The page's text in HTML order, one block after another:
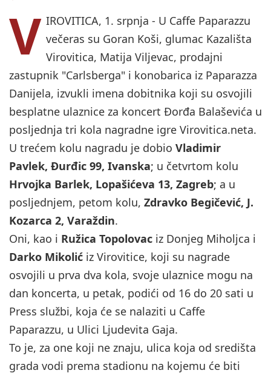
V IROVITICA, 1. srpnja - U Caffe Paparazzu
večeras su Goran Koši, glumac Kazališta
Virovitica, Matija Viljevac, prodajni
zastupnik "Carlsberga" i konobarica iz Paparazza
Danijela, izvukli imena dobitnika koji su osvojili
besplatne ulaznice za koncert Đorđa Balaševića u
posljednja tri kola nagradne igre Virovitica.neta.
U trećem kolu nagradu je dobio Vladimir
Pavlek, Đurđic 99, Ivanska; u četvrtom kolu
Hrvojka Barlek, Lopašićeva 13, Zagreb; a u
posljednjem, petom kolu, Zdravko Begičević, J.
Kozarca 2, Varaždin.
Oni, kao i Ružica Topolovac iz Donjeg Miholjca i
Darko Mikolić iz Virovitice, koji su nagrade
osvojili u prva dva kola, svoje ulaznice mogu na
dan koncerta, u petak, podići od 16 do 20 sati u
Press službi, koja će se nalaziti u Caffe
Paparazzu, u Ulici Ljudevita Gaja.
To je, za one koji ne znaju, ulica koja od središta
grada vodi prema stadionu na kojemu će biti